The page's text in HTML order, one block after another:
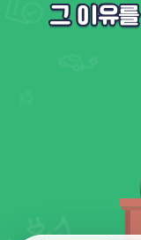
그 이유를